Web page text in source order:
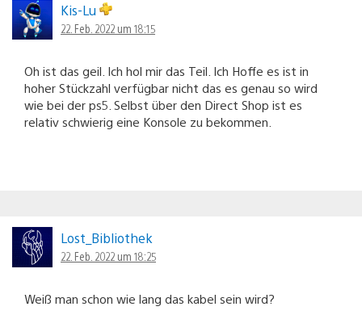
Kis-Lu
22. Feb. 2022 um 18:15
Oh ist das geil. Ich hol mir das Teil. Ich Hoffe es ist in
hoher Stückzahl verfügbar nicht das es genau so wird
wie bei der ps5. Selbst über den Direct Shop ist es
relativ schwierig eine Konsole zu bekommen.
Lost_Bibliothek
22. Feb. 2022 um 18:25
Weiß man schon wie lang das kabel sein wird?